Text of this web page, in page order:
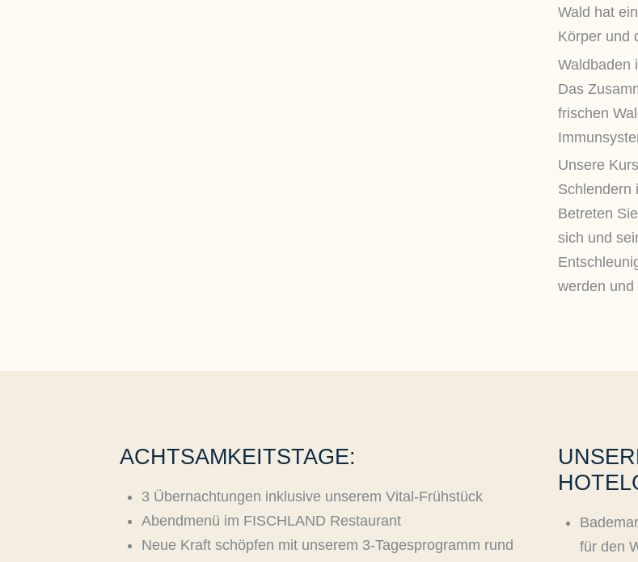
Wald hat
Körper und
Waldbaden
Das
frischen
Unsere
Schlendern
Betreten
sich und
werden
ACHTSAMKEITSTAGE:
3 Übernachtungen inklusive unserem Vital-Frühstück
Abendmenü im FISCHLAND Restaurant
Neue Kraft schöpfen mit unserem 3-Tagesprogramm rund
für den